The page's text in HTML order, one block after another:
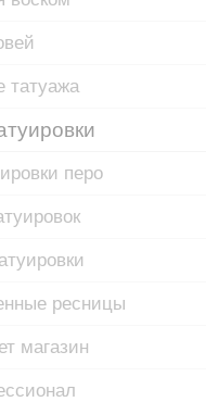
татуажа
перо
ресницы
магазин